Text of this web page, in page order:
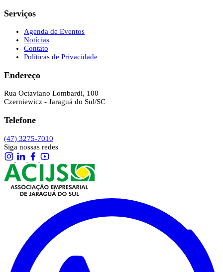
Serviços
Agenda de Eventos
Notícias
Contato
Políticas de Privacidade
Endereço
Rua Octaviano Lombardi, 100
Czerniewicz - Jaraguá do Sul/SC
Telefone
(47) 3275-7010
Siga nossas redes